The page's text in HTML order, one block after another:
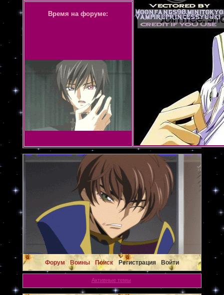
Время на форуме:
Форум Воины Поиск Регистрация Войти
Активные темы